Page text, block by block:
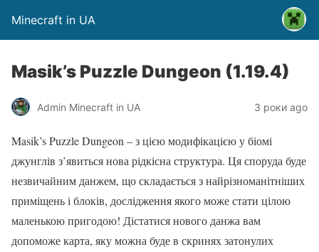
Minecraft in UA
Masik’s Puzzle Dungeon (1.19.4)
Admin Minecraft in UA 3 роки ago
Masik’s Puzzle Dungeon – з цією модифікацією у біомі
джунглів з’явиться нова рідкісна структура. Ця споруда буде
незвичайним данжем, що складається з найрізноманітніших
приміщень і блоків, дослідження якого може стати цілою
маленькою пригодою! Дістатися нового данжа вам
допоможе карта, яку можна буде в скринях затонулих